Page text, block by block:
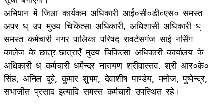
अभियान में जिला कार्यकम अधिकारी आई०सी०डी०एस० समस्त
अपर ध् उप मुख्य चिकित्सा अधिकारी, अधिशासी अधिकारी ध्
समस्त कर्मचारी नगर पालिका परिषद रावर्टसगंज साई नर्सिंग
कालेज के छात्र-छात्राएँ मुख्य चिकित्सा अधिकारी कार्यालय के
अधिकारी ध् कर्मचारी धर्मेन्द्र नारायण श्रीवास्तव, श्री आर०के०
सिंह, अनिल दूबे, कुमार शुभम, देवाशीष पाण्डेय, मनोज, पुष्पेन्द्र,
सभाजीत प्रसाद इत्यादि समस्त कर्मचारी उपस्थित रहे।